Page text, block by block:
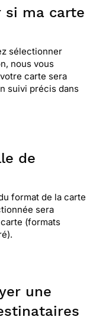
si ma carte
sélectionner
nous vous
carte sera
suivi précis dans
de
format de la carte
sera
(formats
une